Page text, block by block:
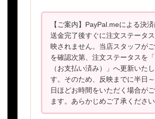
【ご案内】PayPal.meによる決済
送金完了後すぐに注文ステータ
映されません。当店スタッフが
を確認次第、注文ステータスを
（お支払い済み）」へ更新いた
す。そのため、反映までに半日
日ほどお時間をいただく場合が
ます。あらかじめご了承ください